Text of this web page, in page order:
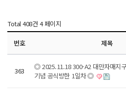
Total 408건 4 페이지
번호 제목
363
◎ 2025.11.18 300-A2 대만자매지
기념 공식방한 1일차 ◎